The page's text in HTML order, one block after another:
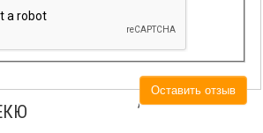
Оставить отзыв